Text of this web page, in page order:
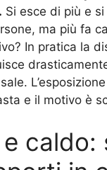
Si esce di più e
ma più fa
In pratica la
e il motivo è
caldo: